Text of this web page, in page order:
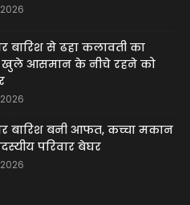
बारिश से ढहा कलावती का
खुले आसमान के नीचे रहने को
बारिश बनी आफत, कच्चा मकान
परिवार बेघर